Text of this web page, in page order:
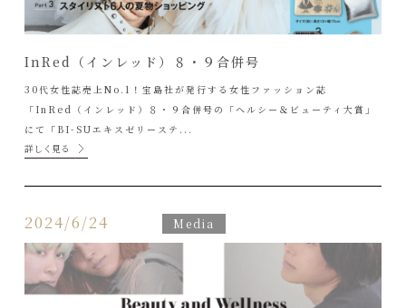
InRed（インレッド）８・９合併号
30代女性誌売上No.1！宝島社が発行する女性ファッション誌
「InRed（インレッド）８・９合併号の「ヘルシー＆ビューティ大賞」
にて「BI-SUエキスゼリーステ...
詳しく見る
2024/6/24 Media